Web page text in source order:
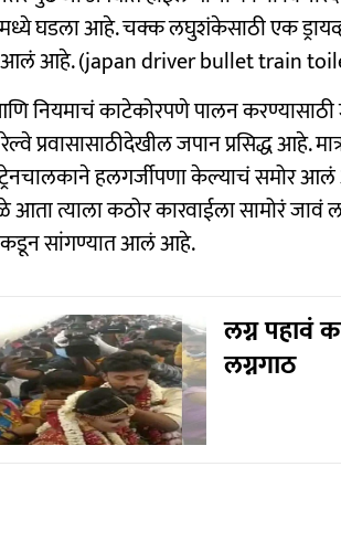
घडला आहे. चक्क लघुशंकेसाठी एक
आलं आहे. (japan driver bullet train
नियमाचं काटेकोरपणे पालन करण्यासाठी
प्रवासासाठीदेखील जपान प्रसिद्ध आहे.
हलगर्जीपणा केल्याचं समोर
आता त्याला कठोर कारवाईला सामोरं जावं
सांगण्यात आलं आहे.
लग्न पहावं
लग्नगाठ